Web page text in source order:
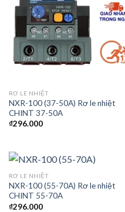
RƠ LE NHIỆT
NXR-100 (37-50A) Rơ le nhiệt
CHINT 37-50A
₫296.000
RƠ LE NHIỆT
NXR-100 (55-70A) Rơ le nhiệt
CHINT 55-70A
₫296.000